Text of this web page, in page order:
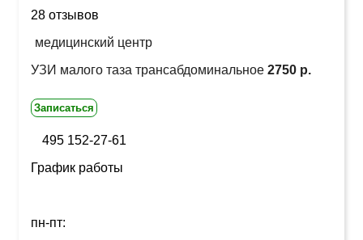
28 отзывов
медицинский центр
УЗИ малого таза трансабдоминальное 2750 р.
Записаться
495 152-27-61
График работы
пн-пт: